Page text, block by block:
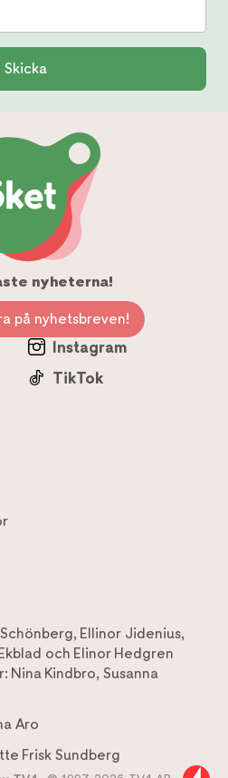
Skicka
nyheterna!
på nyhetsbreven!
Instagram
TikTok
, Ellinor Jidenius,
och Elinor Hedgren
Nina Kindbro, Susanna
Aro
Frisk Sundberg